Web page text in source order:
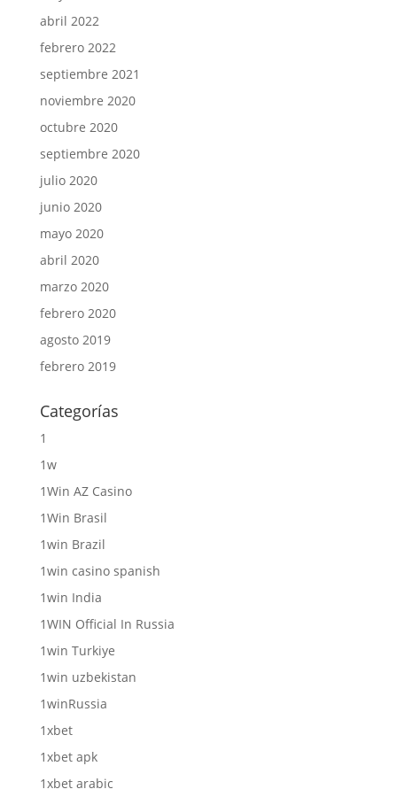
abril 2022
febrero 2022
septiembre 2021
noviembre 2020
octubre 2020
septiembre 2020
julio 2020
junio 2020
mayo 2020
abril 2020
marzo 2020
febrero 2020
agosto 2019
febrero 2019
Categorías
1
1w
1Win AZ Casino
1Win Brasil
1win Brazil
1win casino spanish
1win India
1WIN Official In Russia
1win Turkiye
1win uzbekistan
1winRussia
1xbet
1xbet apk
1xbet arabic